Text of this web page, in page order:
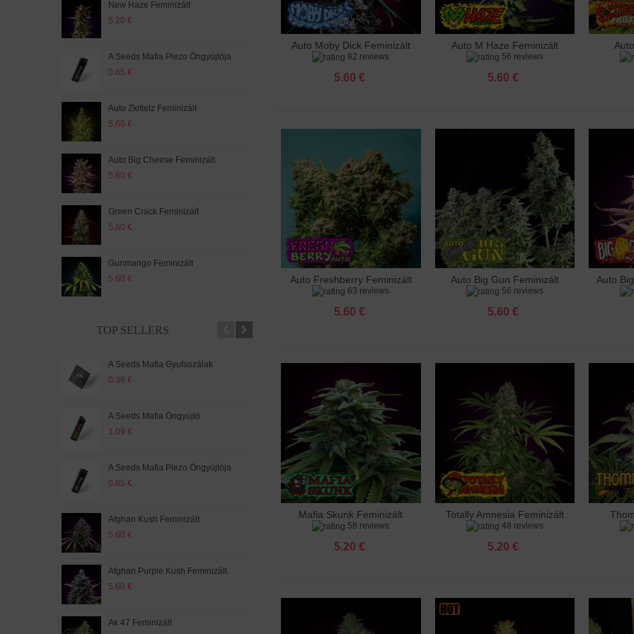
New Haze Feminizált
5.20 €
A Seeds Mafia Piezo Öngyújtója
0.85 €
Auto Zkittelz Feminizált
5.60 €
Auto Big Cheese Feminizált
5.60 €
Green Crack Feminizált
5.60 €
Gunmango Feminizált
5.60 €
Auto Ak 47 Feminizált
5.20 €
Auto Wedding Cake Feminizált
Auto Big Bud Feminizált
5.20 €
Auto Blueberry Feminizált
5.20 €
Bloody Beast Feminizált
5.60 €
TOP SELLERS
A Seeds Mafia Gyufaszálak
0.36 €
A Seeds Mafia Öngyújtó
1.09 €
A Seeds Mafia Piezo Öngyújtója
0.85 €
Afghan Kush Feminizált
5.60 €
Afghan Purple Kush Feminizált
5.60 €
Ak 47 Feminizált
Amnesia Feminizált
Amnesia X3 Turbo Feminizált
5.60 €
Auto Afghan Kush Feminizált
5.60 €
Auto Ak 47 Feminizált
Auto Amnesia X3 Feminizált
Hozzáadás a kosárhoz
Auto Moby Dick Feminizált
82 reviews
5.60 €
Hozzáadás a kosárhoz
Auto M Haze Feminizált
56 reviews
5.60 €
Hozzáadás a kosárhoz
Auto Freshberry Feminizált
63 reviews
5.60 €
Hozzáadás a kosárhoz
Auto Big Gun Feminizált
56 reviews
5.60 €
Auto
Hozzáadás a kosárhoz
Mafia Skunk Feminizált
58 reviews
5.20 €
Hozzáadás a kosárhoz
Totally Amnesia Feminizált
48 reviews
5.20 €